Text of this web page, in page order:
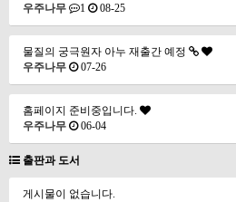
우주나무
1 08-25
물질의 궁극원자 아누 재출간 예정
우주나무
07-26
홈페이지 준비중입니다.
우주나무
06-04
출판과 도서
게시물이 없습니다.